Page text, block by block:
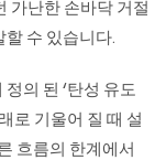
가난한 손바닥 거절
할 수 있습니다.
의 된 ‘탄성 유도
로 기울어 질 때 설
흐름의 한계에서